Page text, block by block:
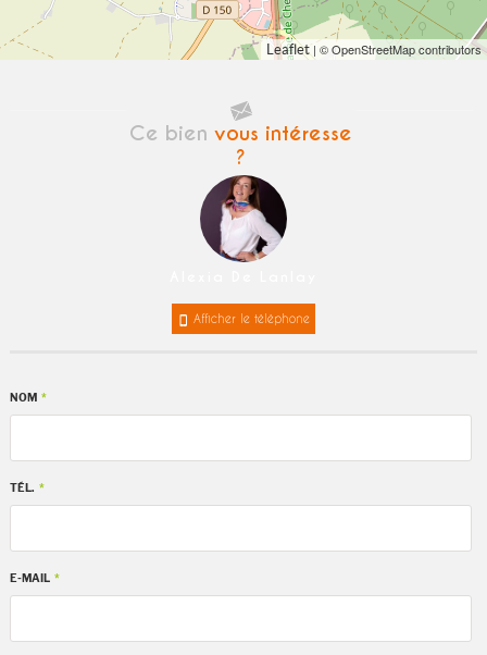
Leaflet| © OpenStreetMap contributors
Ce bienvous intéresse
?
Afficher le téléphone
NOM *
TÉL. *
E-MAIL *